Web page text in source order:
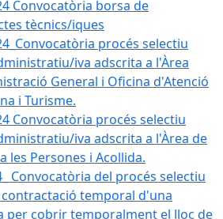
Convocatòria borsa de
tècnics/iques
procés selectiu
iva adscrita a l'Àrea
General i Oficina d'Atenció
i Turisme.
Convocatòria procés selectiu
iva adscrita a l'Àrea de
les Persones i Acollida.
Convocatòria del procés selectiu
contractació temporal d'una
per cobrir temporalment el lloc de